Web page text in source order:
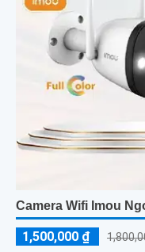
Camera Wifi Imou
1,500,000 ₫